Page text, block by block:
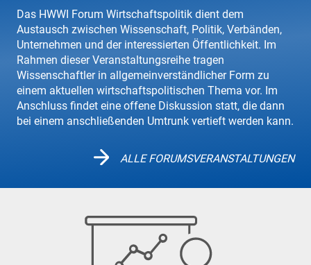
Das HWWI Forum Wirtschaftspolitik dient dem
Austausch zwischen Wissenschaft, Politik, Verbänden,
Unternehmen und der interessierten Öffentlichkeit. Im
Rahmen dieser Veranstaltungsreihe tragen
Wissenschaftler in allgemeinverständlicher Form zu
einem aktuellen wirtschaftspolitischen Thema vor. Im
Anschluss findet eine offene Diskussion statt, die dann
bei einem anschließenden Umtrunk vertieft werden kann.
ALLE FORUMSVERANSTALTUNGEN